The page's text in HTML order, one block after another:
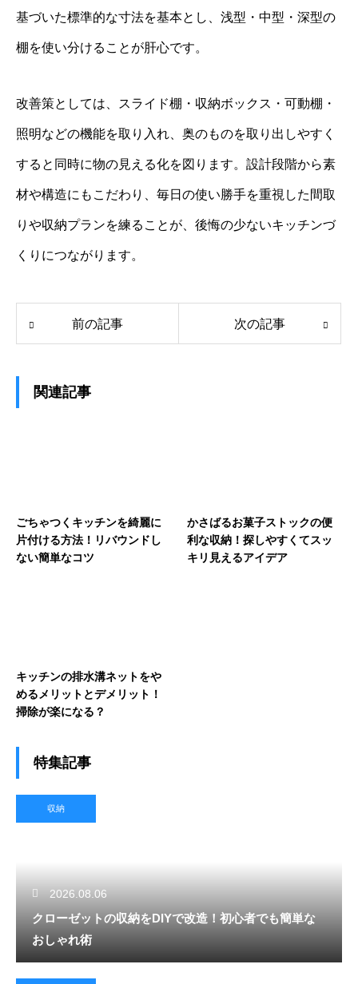
基づいた標準的な寸法を基本とし、浅型・中型・深型の
棚を使い分けることが肝心です。
改善策としては、スライド棚・収納ボックス・可動棚・
照明などの機能を取り入れ、奥のものを取り出しやすく
すると同時に物の見える化を図ります。設計段階から素
材や構造にもこだわり、毎日の使い勝手を重視した間取
りや収納プランを練ることが、後悔の少ないキッチンづ
くりにつながります。
前の記事 次の記事
関連記事
ごちゃつくキッチンを綺麗に
片付ける方法！リバウンドし
ない簡単なコツ
かさばるお菓子ストックの便
利な収納！探しやすくてスッ
キリ見えるアイデア
キッチンの排水溝ネットをや
めるメリットとデメリット！
掃除が楽になる？
特集記事
収納
2026.08.06
クローゼットの収納をDIYで改造！初心者でも簡単な
おしゃれ術